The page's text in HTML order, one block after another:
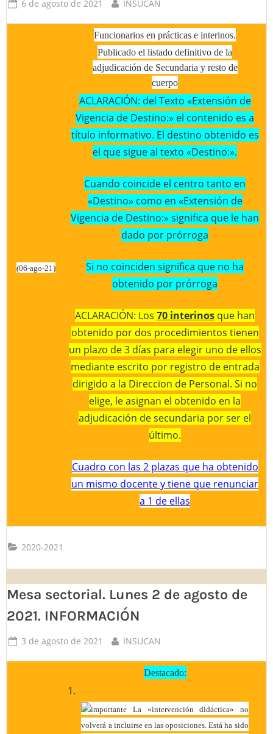
Posted
6 de agosto de 2021 By
INSUCAN
(06-ago-21)
Funcionarios en prácticas e interinos.
Publicado el listado definitivo de la
adjudicación de Secundaria y resto de
cuerpo
ACLARACIÓN: del Texto «Extensión de
Vigencia de Destino:» el contenido es a
título informativo. El destino obtenido es
el que sigue al texto «Destino:».
Cuando coincide el centro tanto en
«Destino» como en «Extensión de
Vigencia de Destino:» significa que le han
dado por prórroga
Si no coinciden significa que no ha
obtenido por prórroga
ACLARACIÓN: Los 70 interinos que han
obtenido por dos procedimientos tienen
un plazo de 3 días para elegir uno de ellos
mediante escrito por registro de entrada
dirigido a la Direccion de Personal. Si no
elige, le asignan el obtenido en la
adjudicación de secundaria por ser el
último.
Cuadro con las 2 plazas que ha obtenido
un mismo docente y tiene que renunciar
a 1 de ellas
2020-2021
Mesa sectorial. Lunes 2 de agosto de
2021. INFORMACIÓN
Posted
3 de agosto de 2021 By
INSUCAN
Destacado:
La «intervención didáctica» no
volverá a incluirse en las oposiciones. Está ha sido